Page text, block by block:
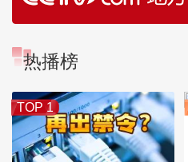
热播榜
TOP 1